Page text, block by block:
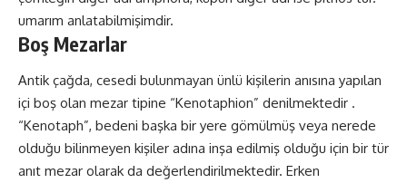
umarım anlatabilmişimdir.
Boş Mezarlar
Antik çağda, cesedi bulunmayan ünlü kişilerin anısına yapılan
içi boş olan mezar tipine “Kenotaphion” denilmektedir .
“Kenotaph”, bedeni başka bir yere gömülmüş veya nerede
olduğu bilinmeyen kişiler adına inşa edilmiş olduğu için bir tür
anıt mezar olarak da değerlendirilmektedir. Erken